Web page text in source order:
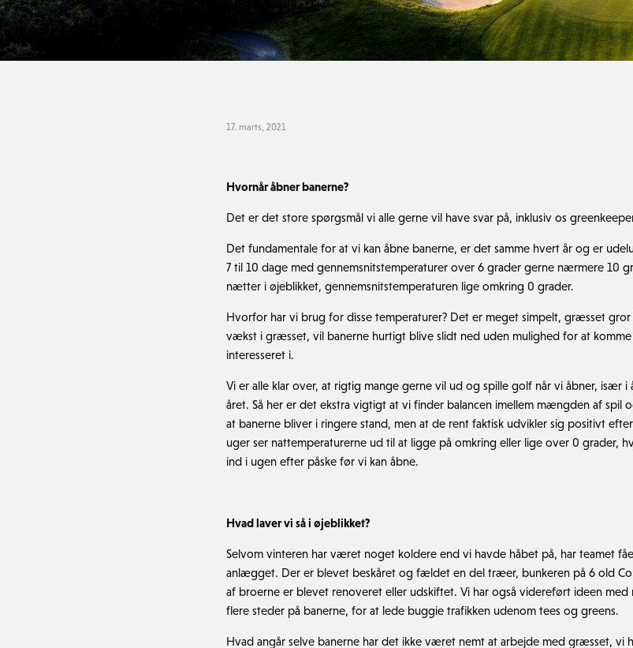
17. marts, 2021
Hvornår åbner banerne?
Det er det store spørgsmål vi alle gerne vil have svar på, inklusiv os
Det fundamentale for at vi kan åbne banerne, er det samme hvert år og er
7 til 10 dage med gennemsnitstemperaturer over 6 grader gerne nærmere 10
nætter i øjeblikket, gennemsnitstemperaturen lige omkring 0 grader.
Hvorfor har vi brug for disse temperaturer? Det er meget simpelt, græsset
vækst i græsset, vil banerne hurtigt blive slidt ned uden mulighed for at
interesseret i.
Vi er alle klar over, at rigtig mange gerne vil ud og spille golf når vi åbner, især
året. Så her er det ekstra vigtigt at vi finder balancen imellem mængden af spil
at banerne bliver i ringere stand, men at de rent faktisk udvikler sig positivt
uger ser nattemperaturerne ud til at ligge på omkring eller lige over 0 grader,
ind i ugen efter påske før vi kan åbne.
Hvad laver vi så i øjeblikket?
Selvom vinteren har været noget koldere end vi havde håbet på, har teamet
anlægget. Der er blevet beskåret og fældet en del træer, bunkeren på 6 old
af broerne er blevet renoveret eller udskiftet. Vi har også videreført ideen med
flere steder på banerne, for at lede buggie trafikken udenom tees og greens.
Hvad angår selve banerne har det ikke været nemt at arbejde med græsset,